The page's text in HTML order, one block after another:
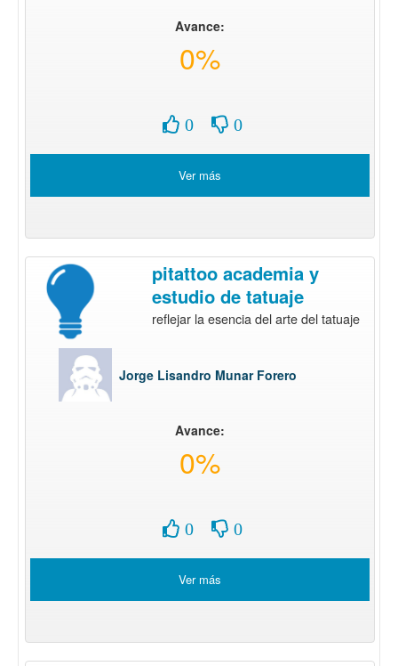
Avance:
0%
0 0
Ver más
pitattoo academia y
estudio de tatuaje
reflejar la esencia del arte del tatuaje
Jorge Lisandro Munar Forero
Avance:
0%
0 0
Ver más